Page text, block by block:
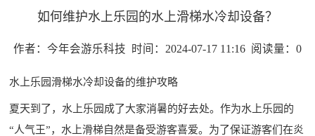
如何维护水上乐园的水上滑梯水冷却设备？
作者：今年会游乐科技 时间：2024-07-17 11:16 阅读量： 0
水上乐园滑梯水冷却设备的维护攻略
夏天到了，水上乐园成了大家消暑的好去处。作为水上乐园的
“人气王”，水上滑梯自然是备受游客喜爱。为了保证游客们在炎